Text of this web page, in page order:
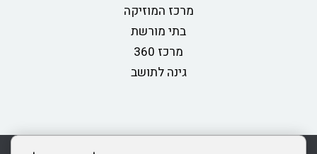
מרכז המוזיקה
בתי מורשת
מרכז 360
גינה לתושב